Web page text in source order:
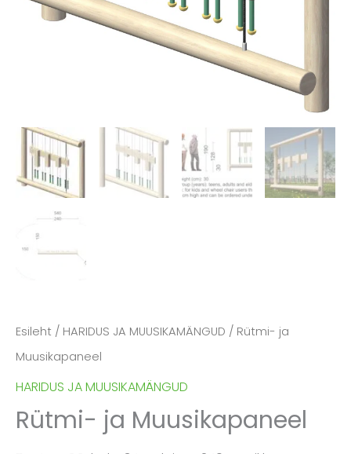
Esileht / HARIDUS JA MUUSIKAMÄNGUD / Rütmi- ja
Muusikapaneel
HARIDUS JA MUUSIKAMÄNGUD
Rütmi- ja Muusikapaneel